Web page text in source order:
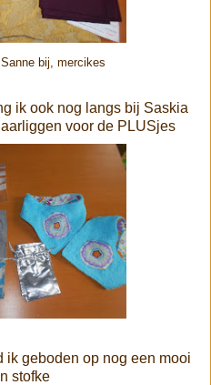
bij, mercikes
ik ook nog langs bij Saskia
voor de PLUSjes
ik geboden op nog een mooi
stofke